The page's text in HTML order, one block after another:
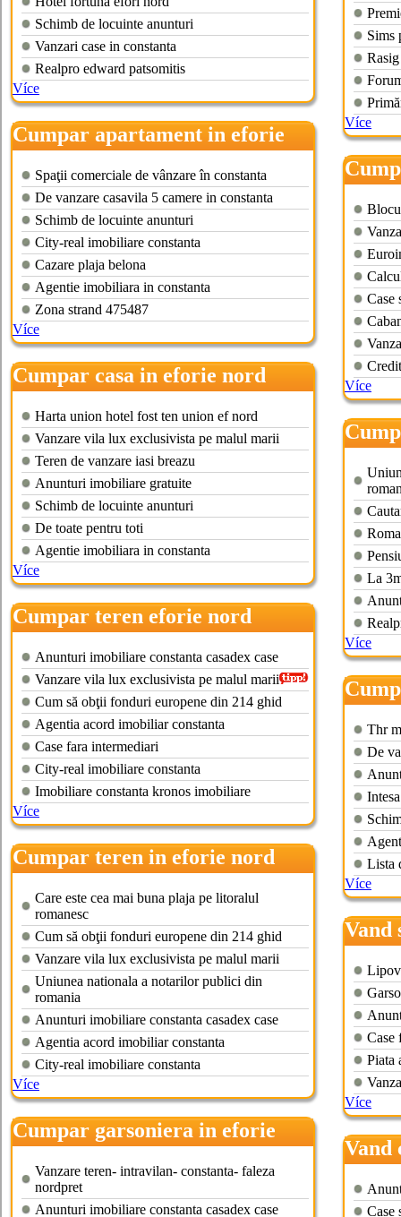
Schimb de locuinte anunturi
Vanzari case in constanta
Realpro edward patsomitis
Více
Cumpar apartament in eforie
nord
Spaţii comerciale de vânzare în constanta
De vanzare casavila 5 camere in constanta
Schimb de locuinte anunturi
City-real imobiliare constanta
Cazare plaja belona
Agentie imobiliara in constanta
Zona strand 475487
Více
Cumpar casa in eforie nord
Harta union hotel fost ten union ef nord
Vanzare vila lux exclusivista pe malul marii
Teren de vanzare iasi breazu
Anunturi imobiliare gratuite
Schimb de locuinte anunturi
De toate pentru toti
Agentie imobiliara in constanta
Více
Cumpar teren eforie nord
Anunturi imobiliare constanta casadex case
Vanzare vila lux exclusivista pe malul marii
Cum să obţii fonduri europene din 214 ghid
Agentia acord imobiliar constanta
Case fara intermediari
City-real imobiliare constanta
Imobiliare constanta kronos imobiliare
Více
Cumpar teren in eforie nord
Care este cea mai buna plaja pe litoralul
romanesc
Cum să obţii fonduri europene din 214 ghid
Vanzare vila lux exclusivista pe malul marii
Uniunea nationala a notarilor publici din
romania
Anunturi imobiliare constanta casadex case
Agentia acord imobiliar constanta
City-real imobiliare constanta
Více
Cumpar garsoniera in eforie
nord
Vanzare teren- intravilan- constanta- faleza
nordpret
Anunturi imobiliare constanta casadex case
Sims
Více
Case
Více
La
Více
Thr
De
Lista
Více
Vand
Case
Piata
Více
Vand
Case